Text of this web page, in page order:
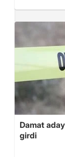
Damat
girdi